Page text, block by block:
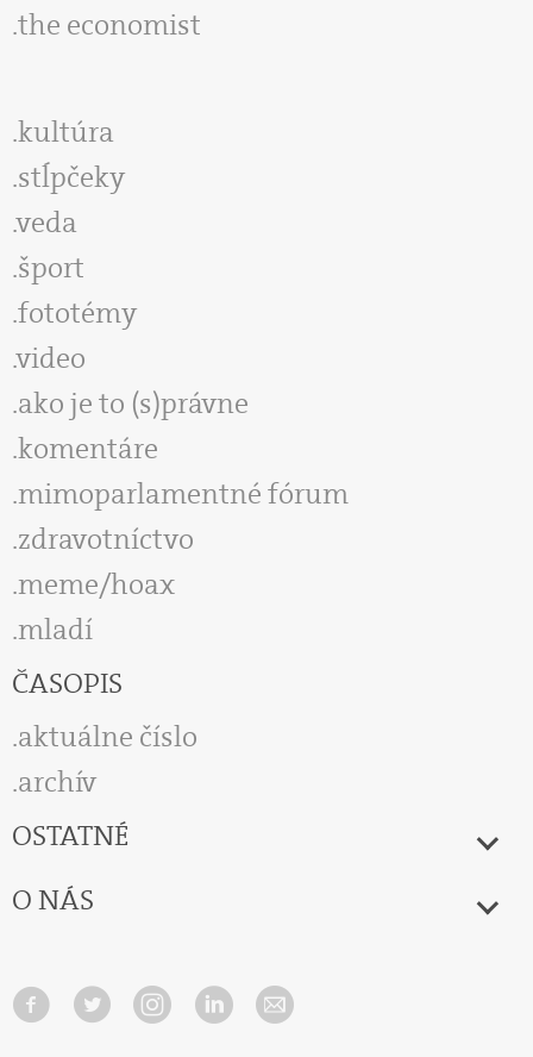
the economist
kultúra
stĺpčeky
veda
šport
fototémy
video
ako je to (s)právne
komentáre
mimoparlamentné fórum
zdravotníctvo
meme/hoax
mladí
ČASOPIS
aktuálne číslo
archív
OSTATNÉ
O NÁS